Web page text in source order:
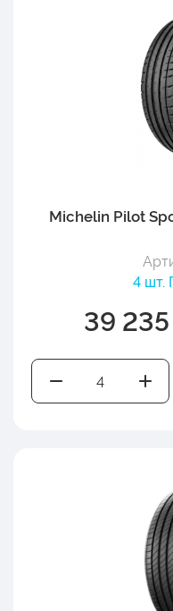
Michelin Pilot
4 шт.
39